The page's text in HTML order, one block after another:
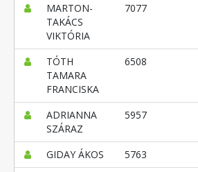
MARTON-
TAKÁCS
VIKTÓRIA
7077
TÓTH
TAMARA
FRANCISKA
6508
ADRIANNA
SZÁRAZ
5957
GIDAY ÁKOS 5763